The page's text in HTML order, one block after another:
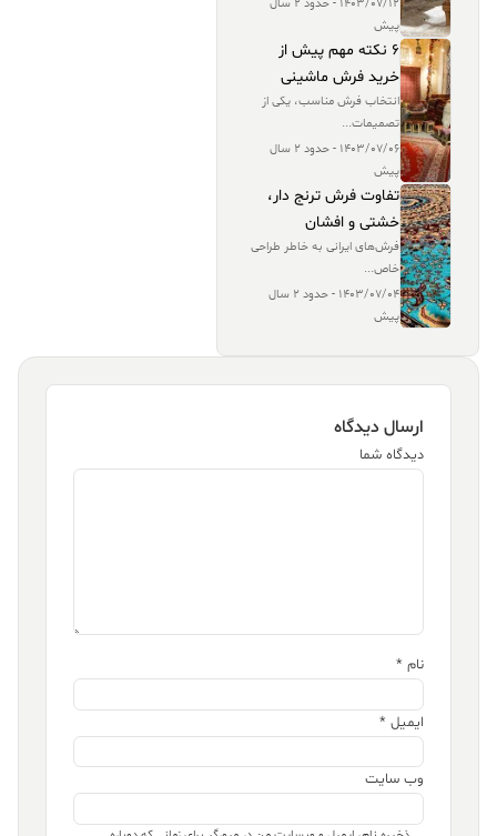
1403/07/12 - حدود 2 سال
پیش
6 نکته مهم پیش از
خرید فرش ماشینی
انتخاب فرش مناسب، یکی از
تصمیمات...
1403/07/06 - حدود 2 سال
پیش
تفاوت فرش ترنج دار،
خشتی و افشان
فرش‌های ایرانی به خاطر طراحی‌
خاص...
1403/07/04 - حدود 2 سال
پیش
ارسال دیدگاه
دیدگاه شما
*
ایمیل*
وب‌ سایت